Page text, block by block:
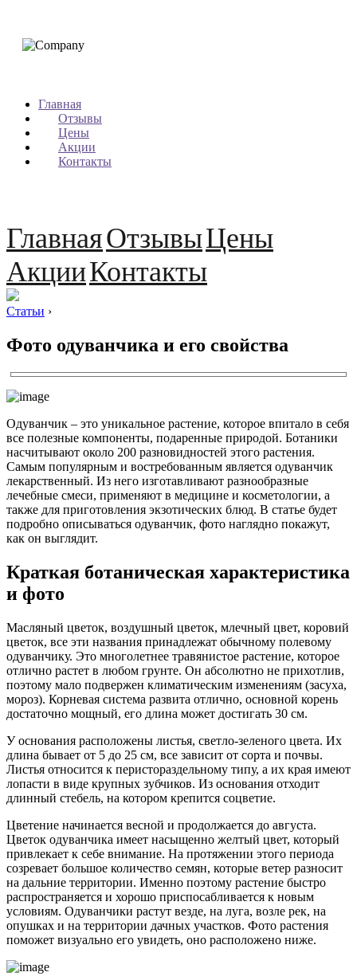
Главная
Отзывы
Цены
Акции
Контакты
ГлавнаяОтзывыЦены
АкцииКонтакты
Статьи ›
Фото одуванчика и его свойства
Одуванчик – это уникальное растение, которое впитало в себя
все полезные компоненты, подаренные природой. Ботаники
насчитывают около 200 разновидностей этого растения.
Самым популярным и востребованным является одуванчик
лекарственный. Из него изготавливают разнообразные
лечебные смеси, применяют в медицине и косметологии, а
также для приготовления экзотических блюд. В статье будет
подробно описываться одуванчик, фото наглядно покажут,
как он выглядит.
Краткая ботаническая характеристика
и фото
Масляный цветок, воздушный цветок, млечный цвет, коровий
цветок, все эти названия принадлежат обычному полевому
одуванчику. Это многолетнее травянистое растение, которое
отлично растет в любом грунте. Он абсолютно не прихотлив,
поэтому мало подвержен климатическим изменениям (засуха,
мороз). Корневая система развита отлично, основной корень
достаточно мощный, его длина может достигать 30 см.
У основания расположены листья, светло-зеленого цвета. Их
длина бывает от 5 до 25 см, все зависит от сорта и почвы.
Листья относится к перистораздельному типу, а их края имеют
лопасти в виде крупных зубчиков. Из основания отходит
длинный стебель, на котором крепится соцветие.
Цветение начинается весной и продолжается до августа.
Цветок одуванчика имеет насыщенно желтый цвет, который
привлекает к себе внимание. На протяжении этого периода
созревает большое количество семян, которые ветер разносит
на дальние территории. Именно поэтому растение быстро
распространяется и хорошо приспосабливается к новым
условиям. Одуванчики растут везде, на луга, возле рек, на
опушках и на территории дачных участков. Фото растения
поможет визуально его увидеть, оно расположено ниже.